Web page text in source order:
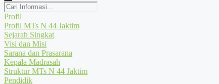
Cari
Informasi...
Profil
Profil MTs N 44 Jaktim
Sejarah Singkat
Visi dan Misi
Sarana dan Prasarana
Kepala Madrasah
Struktur MTs N 44 Jaktim
Pendidik